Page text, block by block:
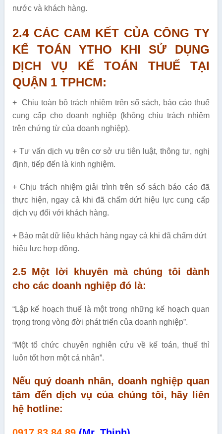
nước và khách hàng.
2.4 CÁC CAM KẾT CỦA CÔNG TY
KẾ TOÁN YTHO KHI SỬ DỤNG
DỊCH VỤ KẾ TOÁN THUẾ TẠI
QUẬN 1 TPHCM:
+ Chịu toàn bộ trách nhiệm trên sổ sách, báo cáo thuế
cung cấp cho doanh nghiệp (không chịu trách nhiệm
trên chứng từ của doanh nghiệp).
+ Tư vấn dịch vụ trên cơ sở ưu tiên luật, thông tư, nghị
định, tiếp đến là kinh nghiệm.
+ Chịu trách nhiệm giải trình trên sổ sách báo cáo đã
thực hiện, ngay cả khi đã chấm dứt hiệu lực cung cấp
dịch vụ đối với khách hàng.
+ Bảo mật dữ liệu khách hàng ngay cả khi đã chấm dứt
hiệu lực hợp đồng.
2.5 Một lời khuyên mà chúng tôi dành
cho các doanh nghiệp đó là:
“Lập kế hoạch thuế là một trong những kế hoạch quan
trọng trong vòng đời phát triển của doanh nghiệp”.
“Một tổ chức chuyên nghiên cứu về kế toán, thuế thì
luôn tốt hơn một cá nhân”.
Nếu quý doanh nhân, doanh nghiệp quan
tâm đến dịch vụ của chúng tôi, hãy liên
hệ hotline: